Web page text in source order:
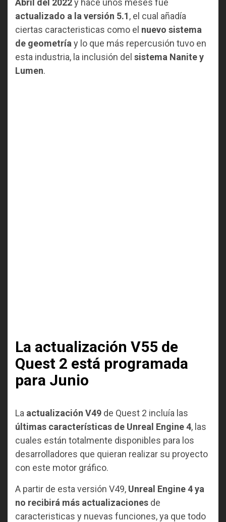
Abril del 2022y hace unos meses fue
actualizado a la versión 5.1, el cual añadía
ciertas caracteristicas como el nuevo sistema
de geometría y lo que más repercusión tuvo en
esta industria, la inclusión del sistema Nanite y
Lumen.
La actualización V55 de
Quest 2 está programada
para Junio
La actualización V49 de Quest 2 incluía las
últimas características de Unreal Engine 4, las
cuales están totalmente disponibles para los
desarrolladores que quieran realizar su proyecto
con este motor gráfico.
A partir de esta versión V49, Unreal Engine 4 ya
no recibirá más actualizaciones de
caracteristicas y nuevas funciones, ya que todo